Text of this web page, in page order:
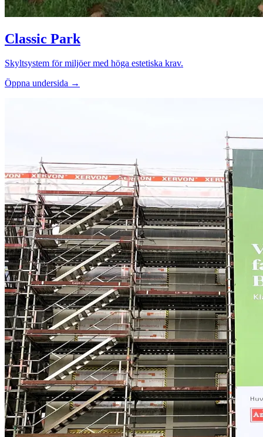
Classic Park
Skyltsystem för miljöer med höga estetiska krav.
Öppna undersida →